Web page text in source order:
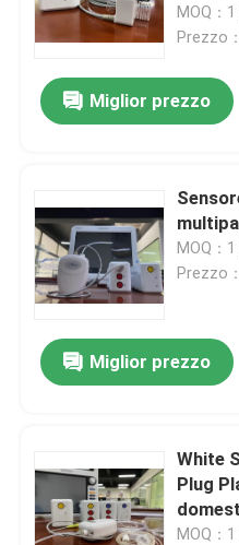
MOQ：
Prezzo
Miglior prezzo
MOQ：
Prezzo
Miglior prezzo
White
Plug
MOQ：